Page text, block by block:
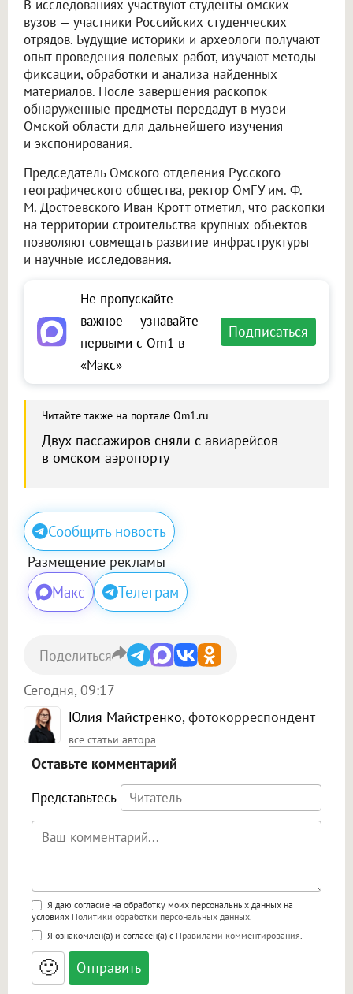
В исследованиях участвуют студенты омских
вузов — участники Российских студенческих
отрядов. Будущие историки и археологи получают
опыт проведения полевых работ, изучают методы
фиксации, обработки и анализа найденных
материалов. После завершения раскопок
обнаруженные предметы передадут в музеи
Омской области для дальнейшего изучения
и экспонирования.
Председатель Омского отделения Русского
географического общества, ректор ОмГУ им. Ф.
М. Достоевского Иван Кротт отметил, что раскопки
на территории строительства крупных объектов
позволяют совмещать развитие инфраструктуры
и научные исследования.
Не пропускайте
важное — узнавайте
первыми с Om1 в
«Макс»
Подписаться
Читайте также на портале Om1.ru
Двух пассажиров сняли с авиарейсов
в омском аэропорту
Сообщить новость
Размещение рекламы
Макс Телеграм
Юлия Майстренко, фотокорреспондент
все статьи автора
Сегодня, 09:17
Поделиться
Оставьте комментарий
Представьтесь
Поддержка HTML
<b>, <strong>, <u>, <i>, <em>, <s>, <big>,
<small>, <sup>, <sub>, <pre>, <ul>, <ol>, <li>,
<blockquote>, <code> экранирует HTML,
адреса URL автоматически становятся
ссылками, и [img]адрес[/img] будет
Я даю согласие на обработку моих персональных данных на
условиях Политики обработки персональных данных
Я ознакомлен(а) и согласен(а) с Правилами комментирования
🙂